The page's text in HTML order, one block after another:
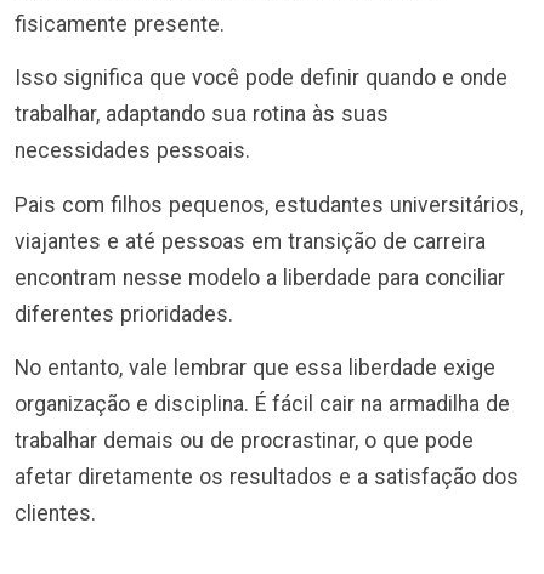
fisicamente presente.
Isso significa que você pode definir quando e onde
trabalhar, adaptando sua rotina às suas
necessidades pessoais.
Pais com filhos pequenos, estudantes universitários,
viajantes e até pessoas em transição de carreira
encontram nesse modelo a liberdade para conciliar
diferentes prioridades.
No entanto, vale lembrar que essa liberdade exige
organização e disciplina. É fácil cair na armadilha de
trabalhar demais ou de procrastinar, o que pode
afetar diretamente os resultados e a satisfação dos
clientes.